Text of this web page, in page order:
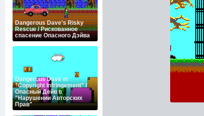
Dangerous Dave's Risky
Rescue / Рискованное
спасение Опасного Дэйва
Dangerous Dave in
"Copyright Infringement" /
Опасный Дейв в
"Нарушении Авторских
Прав"